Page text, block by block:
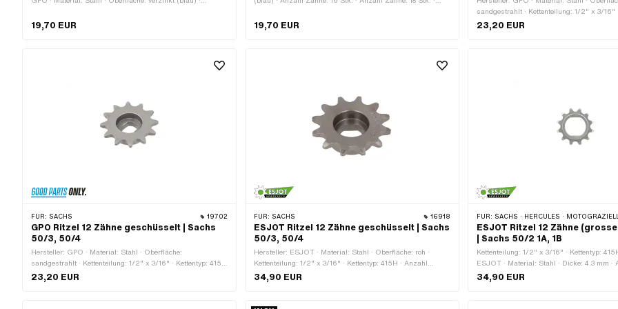
19,70 EUR
Kettenteilung: 1/2" x 1/8" · Gewindeart: FG34.8 (1.37" 24G)
· Dicke: 15.5 mm
19,70 EUR
sandgestrahlt · Kettenteilung: 1/2" x 3/16"
· Anzahl Zähne: 11 Stk. · Aufnahmeart: Ø15
Kröpfung (Versatz): 10.5 mm
23,20 EUR
FÜR: SACHS 19702
GPO Ritzel 12 Zähne geschüsselt | Sachs
50/3, 50/4
Hersteller: GPO · Material: Stahl · Oberfläche:
sandgestrahlt · Kettenteilung: 1/2" x 3/16" · Kettentyp: 415H
· Anzahl Zähne: 12 Stk. · Dicke: 4.4 mm · Aufnahmeart:
Ø15 x SW12 · Kröpfung (Versatz): 14.5 mm
23,20 EUR
FÜR: SACHS 16918
ESJOT Ritzel 12 Zähne geschüsselt | Sachs
50/3, 50/4
Hersteller: ESJOT · Material: Stahl · Oberfläche: roh ·
Kettenteilung: 1/2" x 3/16" · Kettentyp: 415H · Anzahl
Zähne: 12 Stk. · Aufnahmeart: Ø15 x SW12 · Kröpfung
(Versatz): 10.5 mm
34,90 EUR
FÜR: SACHS · HERCULES ·
ESJOT Ritzel 12 Zähne
| Sachs 50/2 1A, 1B
Kettenteilung: 1/2" x 3/16" · Kettentyp:
ESJOT · Material: Stahl · Dicke: 4.3 mm ·
Kant · Anzahl Zähne: 12 Stk. ·
34,90 EUR